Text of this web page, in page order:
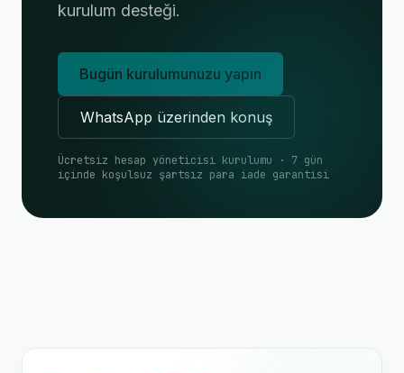
kurulum desteği.
Bugün kurulumunuzu yapın
WhatsApp üzerinden konuş
Ücretsiz hesap yöneticisi kurulumu · 7 gün
içinde koşulsuz şartsız para iade garantisi